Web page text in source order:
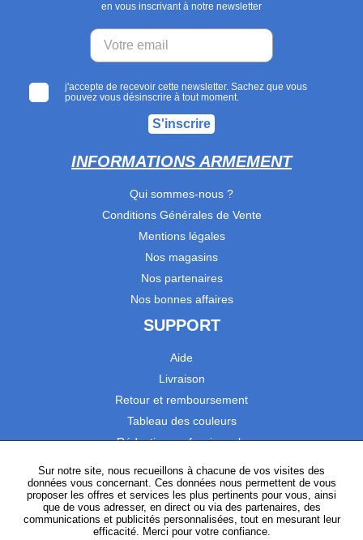
en vous inscrivant à notre newsletter
j'accepte de recevoir cette newsletter. Sachez que vous
pouvez vous désinscrire à tout moment.
S'inscrire
INFORMATIONS ARMEMENT
Qui sommes-nous ?
Conditions Générales de Vente
Mentions légales
Nos magasins
Nos partenaires
Nos bonnes affaires
SUPPORT
Aide
Livraison
Retour et remboursement
Tableau des couleurs
Réduction professionnels
Catalogues
Satisfaction Clients
SUIVEZ-NOUS
Sur notre site, nous recueillons à chacune de vos visites des
données vous concernant. Ces données nous permettent de vous
proposer les offres et services les plus pertinents pour vous, ainsi
que de vous adresser, en direct ou via des partenaires, des
communications et publicités personnalisées, tout en mesurant leur
efficacité. Merci pour votre confiance.